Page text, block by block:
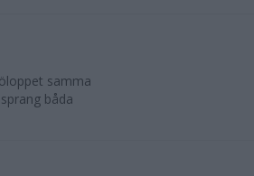
samma
båda